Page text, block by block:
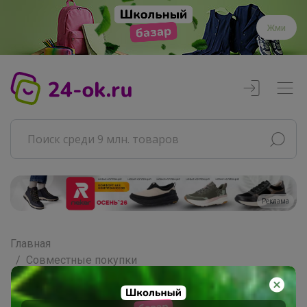
Жми
Реклама
Главная
Совместные покупки
АРХИВ СП
РАЗНОЕ